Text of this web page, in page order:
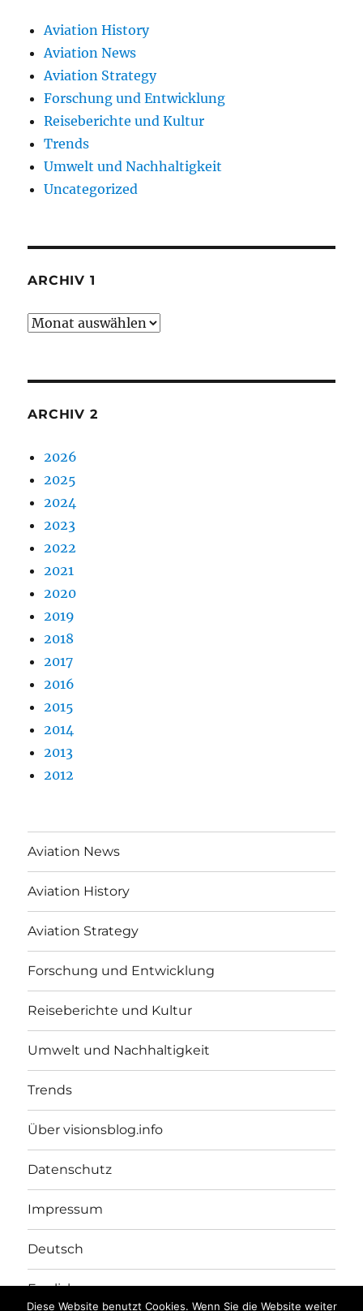
Aviation History
Aviation News
Aviation Strategy
Forschung und Entwicklung
Reiseberichte und Kultur
Trends
Umwelt und Nachhaltigkeit
Uncategorized
ARCHIV 1
Archiv
ARCHIV 2
2026
2025
2024
2023
2022
2021
2020
2019
2018
2017
2016
2015
2014
2013
2012
Aviation News
Aviation History
Aviation Strategy
Forschung und Entwicklung
Reiseberichte und Kultur
Umwelt und Nachhaltigkeit
Trends
Über visionsblog.info
Datenschutz
Impressum
Deutsch
English
Diese Website benutzt Cookies. Wenn Sie die Website weiter